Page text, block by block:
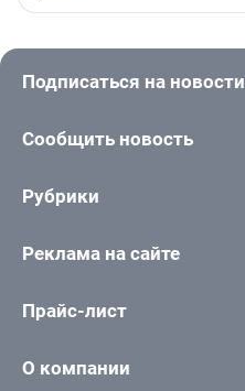
Подписаться на новости
Сообщить новость
Рубрики
Реклама на сайте
Прайс-лист
О компании